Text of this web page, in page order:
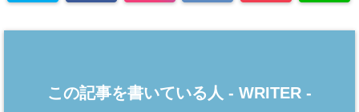
この記事を書いている人 - WRITER -